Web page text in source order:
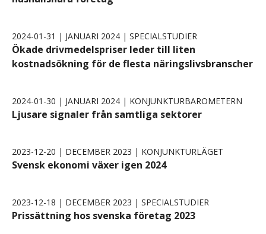
2024-01-31 | JANUARI 2024 | SPECIALSTUDIER
Ökade drivmedelspriser leder till liten
kostnadsökning för de flesta näringslivsbranscher
2024-01-30 | JANUARI 2024 | KONJUNKTURBAROMETERN
Ljusare signaler från samtliga sektorer
2023-12-20 | DECEMBER 2023 | KONJUNKTURLÄGET
Svensk ekonomi växer igen 2024
2023-12-18 | DECEMBER 2023 | SPECIALSTUDIER
Prissättning hos svenska företag 2023